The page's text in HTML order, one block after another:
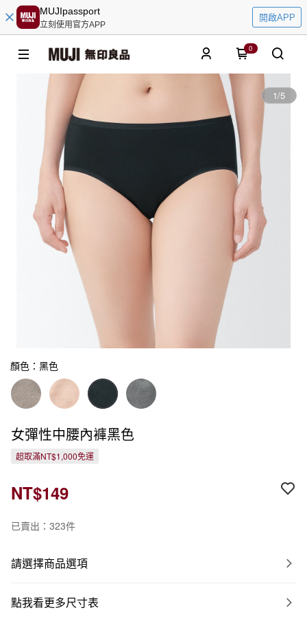
MUJIpassport
立刻使用官方APP
開啟APP
0
1/5
顏色：黑色
女彈性中腰內褲黑色
超取滿NT$1,000免運
NT$149
已賣出：323件
請選擇商品選項
點我看更多尺寸表